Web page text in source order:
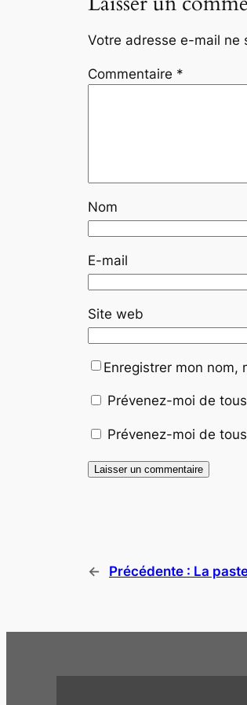
Votre adresse e-mail ne
Commentaire *
Nom
E-mail
Site web
Enregistrer mon nom,
Prévenez-moi de
Prévenez-moi de
← Précédente : La